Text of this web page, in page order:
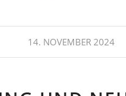
14. NOVEMBER 2024